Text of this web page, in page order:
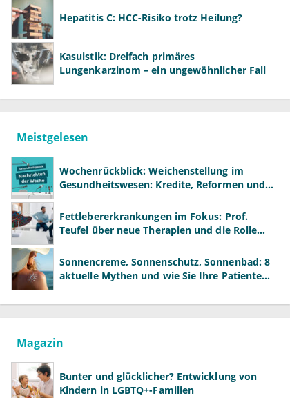
Hepatitis C: HCC-Risiko trotz Heilung?
Kasuistik: Dreifach primäres
Lungenkarzinom – ein ungewöhnlicher Fall
Meistgelesen
Wochenrückblick: Weichenstellung im
Gesundheitswesen: Kredite, Reformen und
Fettlebererkrankungen im Fokus: Prof.
Teufel über neue Therapien und die Rolle
Sonnencreme, Sonnenschutz, Sonnenbad: 8
aktuelle Mythen und wie Sie Ihre Patienten
Magazin
Bunter und glücklicher? Entwicklung von
Kindern in LGBTQ+-Familien